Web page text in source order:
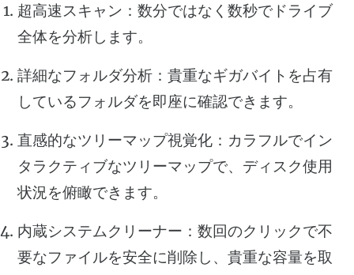
超高速スキャン：数分ではなく数秒でドライブ
全体を分析します。
詳細なフォルダ分析：貴重なギガバイトを占有
しているフォルダを即座に確認できます。
直感的なツリーマップ視覚化：カラフルでイン
タラクティブなツリーマップで、ディスク使用
状況を俯瞰できます。
内蔵システムクリーナー：数回のクリックで不
要なファイルを安全に削除し、貴重な容量を取